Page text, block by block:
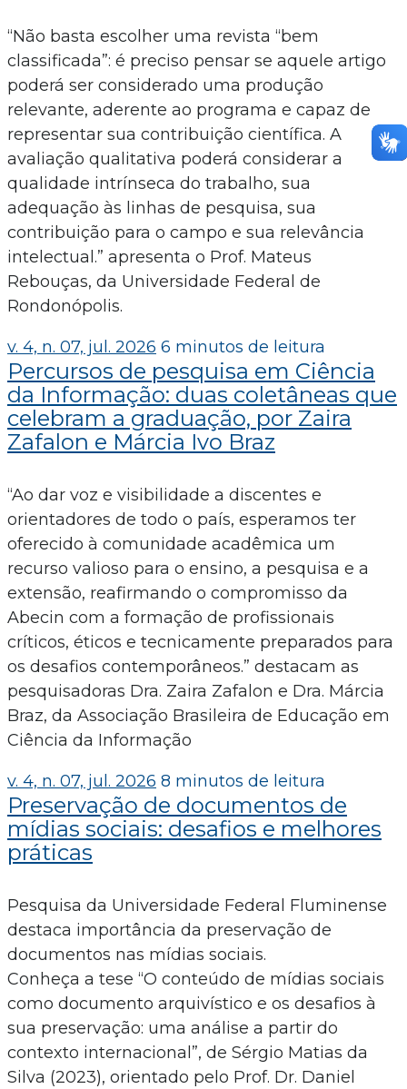
“Não basta escolher uma revista “bem
classificada”: é preciso pensar se aquele artigo
poderá ser considerado uma produção
relevante, aderente ao programa e capaz de
representar sua contribuição científica. A
avaliação qualitativa poderá considerar a
qualidade intrínseca do trabalho, sua
adequação às linhas de pesquisa, sua
contribuição para o campo e sua relevância
intelectual.” apresenta o Prof. Mateus
Rebouças, da Universidade Federal de
Rondonópolis.
v. 4, n. 07, jul. 2026 6 minutos de leitura
Percursos de pesquisa em Ciência
da Informação: duas coletâneas que
celebram a graduação, por Zaira
Zafalon e Márcia Ivo Braz
“Ao dar voz e visibilidade a discentes e
orientadores de todo o país, esperamos ter
oferecido à comunidade acadêmica um
recurso valioso para o ensino, a pesquisa e a
extensão, reafirmando o compromisso da
Abecin com a formação de profissionais
críticos, éticos e tecnicamente preparados para
os desafios contemporâneos.” destacam as
pesquisadoras Dra. Zaira Zafalon e Dra. Márcia
Braz, da Associação Brasileira de Educação em
Ciência da Informação
v. 4, n. 07, jul. 2026 8 minutos de leitura
Preservação de documentos de
mídias sociais: desafios e melhores
práticas
Pesquisa da Universidade Federal Fluminense
destaca importância da preservação de
documentos nas mídias sociais.
Conheça a tese “O conteúdo de mídias sociais
como documento arquivístico e os desafios à
sua preservação: uma análise a partir do
contexto internacional”, de Sérgio Matias da
Silva (2023), orientado pelo Prof. Dr. Daniel